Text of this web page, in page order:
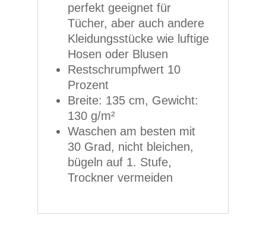
perfekt geeignet für
Tücher, aber auch andere
Kleidungsstücke wie luftige
Hosen oder Blusen
Restschrumpfwert 10
Prozent
Breite: 135 cm, Gewicht:
130 g/m²
Waschen am besten mit
30 Grad, nicht bleichen,
bügeln auf 1. Stufe,
Trockner vermeiden